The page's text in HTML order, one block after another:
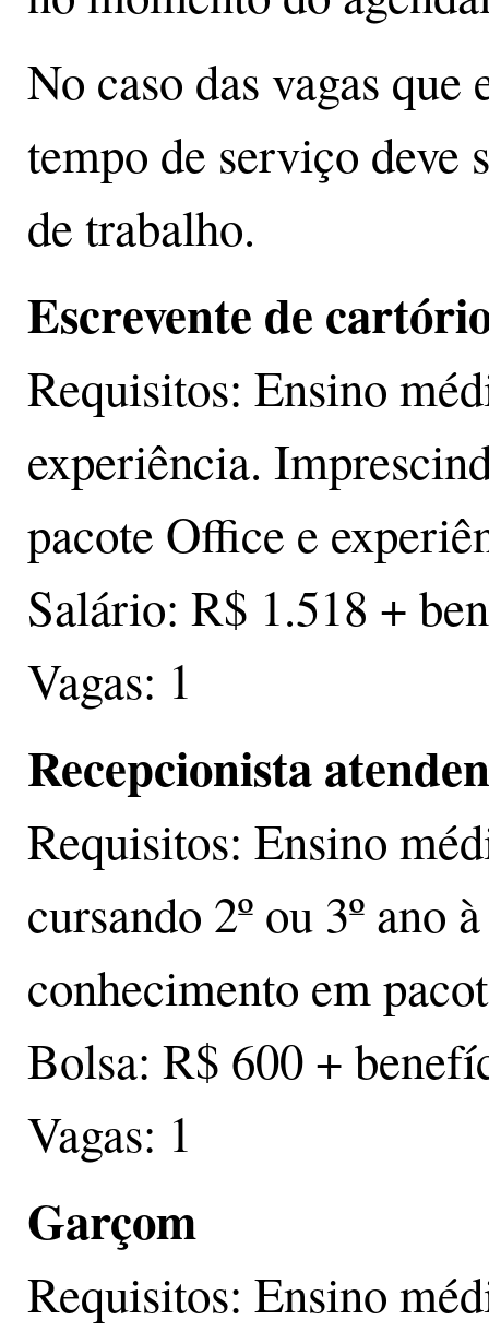
No caso das vagas
tempo de serviço deve
de trabalho.
Escrevente de
Requisitos: Ensino
experiência.
pacote Office e
Salário: R$ 1.518 +
Vagas: 1
Recepcionista
Requisitos: Ensino
cursando 2º ou 3º ano
conhecimento em
Bolsa: R$ 600 +
Vagas: 1
Garçom
Requisitos: Ensino